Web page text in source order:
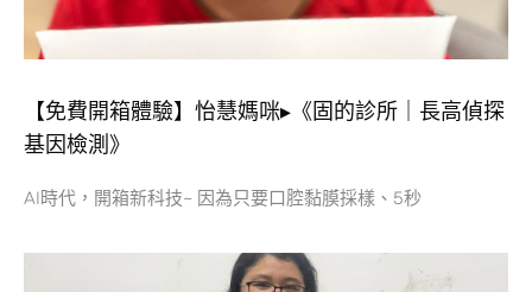
【免費開箱體驗】怡慧媽咪▸《固的診所｜長高偵探
基因檢測》
AI時代，開箱新科技~ 因為只要口腔黏膜採樣、5秒